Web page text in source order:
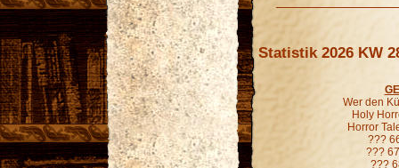
Statistik 2026 KW
Wer den
Holy
Horror
???
???
???